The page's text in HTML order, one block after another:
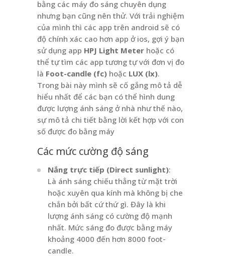
bằng các máy đo sáng chuyên dụng
nhưng bạn cũng nên thử. Với trải nghiệm
của mình thì các app trên android sẽ có
độ chính xác cao hơn app ở ios, gợi ý bạn
sử dụng app HPJ Light Meter hoặc có
thể tự tìm các app tương tự với đơn vị đo
là Foot-candle (fc) hoặc LUX (lx).
Trong bài này mình sẽ cố gắng mô tả dễ
hiểu nhất để các bạn có thể hình dung
được lượng ánh sáng ở nhà như thế nào,
sự mô tả chi tiết bằng lời kết hợp với con
số được đo bằng máy
Các mức cường độ sáng
Nắng trực tiếp (Direct sunlight):
Là ánh sáng chiếu thẳng từ mặt trời
hoặc xuyên qua kính mà không bị che
chắn bởi bất cứ thứ gì. Đây là khi
lượng ánh sáng có cường độ mạnh
nhất. Mức sáng đo được bằng máy
khoảng 4000 đến hơn 8000 foot-
candle.